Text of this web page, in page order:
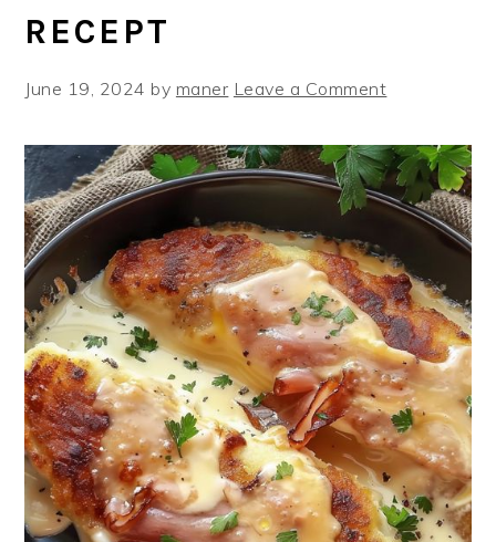
RECEPT
June 19, 2024 by maner Leave a Comment